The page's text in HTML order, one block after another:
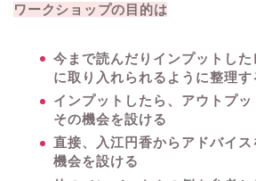
ワークショップの目的は
今まで読んだりインプットし
に取り入れられるように整理す
インプットしたら、アウトプッ
その機会を設ける
直接、入江円香からアドバイ
機会を設ける